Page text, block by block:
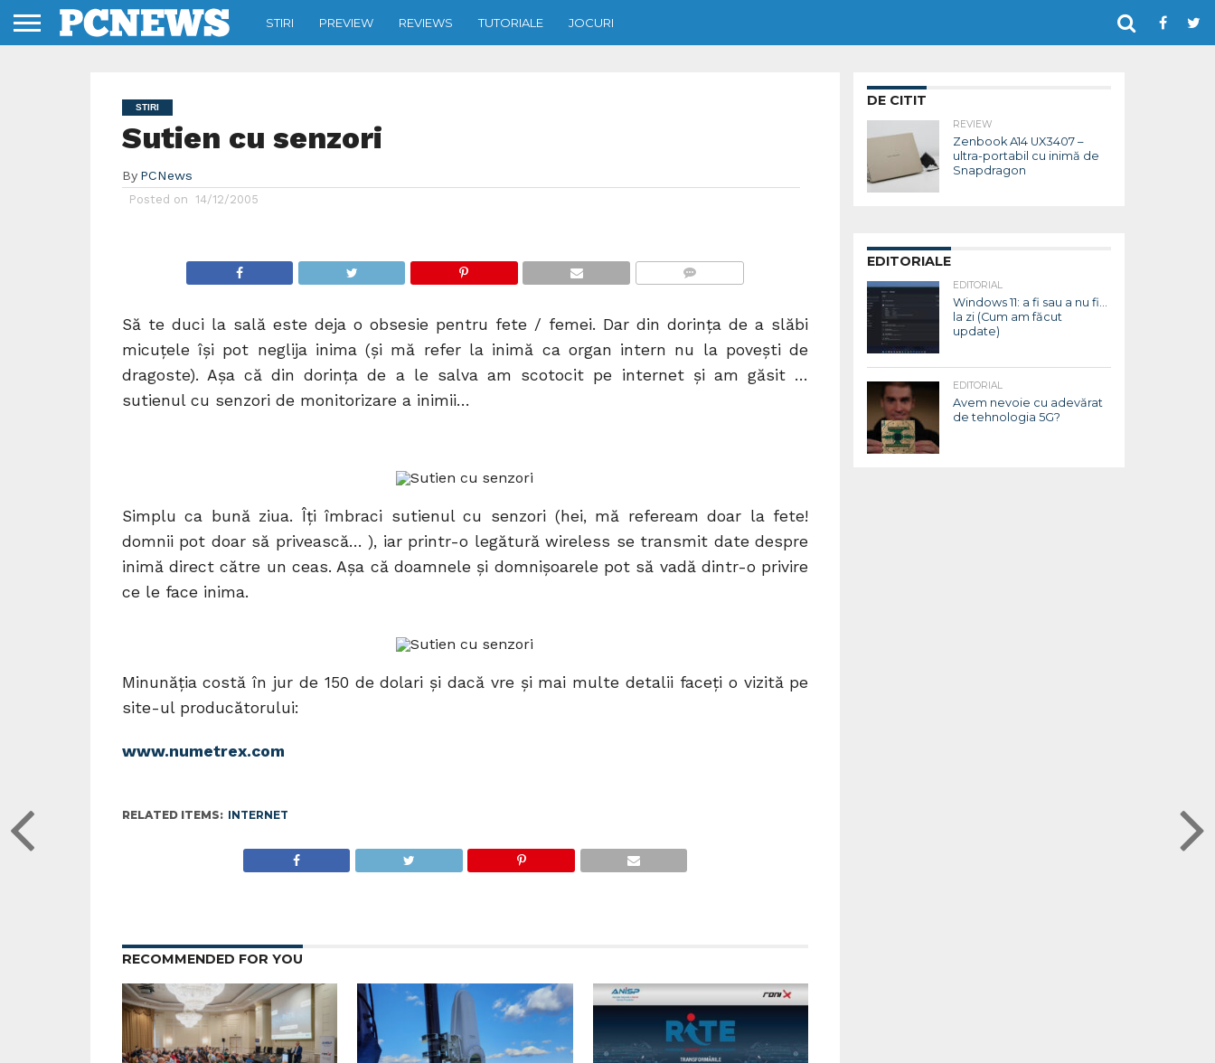
STIRI PREVIEW REVIEWS TUTORIALE JOCURI
STIRI
Sutien cu senzori
By PCNews
Posted on 14/12/2005
Să te duci la sală este deja o obsesie pentru fete / femei. Dar din dorinţa de a slăbi
micuţele îşi pot neglija inima (şi mă refer la inimă ca organ intern nu la poveşti de
dragoste). Aşa că din dorinţa de a le salva am scotocit pe internet şi am găsit …
sutienul cu senzori de monitorizare a inimii…
Simplu ca bună ziua. Îţi îmbraci sutienul cu senzori (hei, mă refeream doar la fete!
domnii pot doar să privească… ), iar printr-o legătură wireless se transmit date despre
inimă direct către un ceas. Aşa că doamnele şi domnişoarele pot să vadă dintr-o privire
ce le face inima.
Minunăţia costă în jur de 150 de dolari şi dacă vre şi mai multe detalii faceţi o vizită pe
site-ul producătorului:
www.numetrex.com
RELATED ITEMS: INTERNET
RECOMMENDED FOR YOU
DE CITIT
REVIEW
Zenbook A14 UX3407 –
ultra-portabil cu inimă de
Snapdragon
EDITORIALE
EDITORIAL
Windows 11: a fi sau a nu fi…
la zi (Cum am făcut
update)
EDITORIAL
Avem nevoie cu adevărat
de tehnologia 5G?